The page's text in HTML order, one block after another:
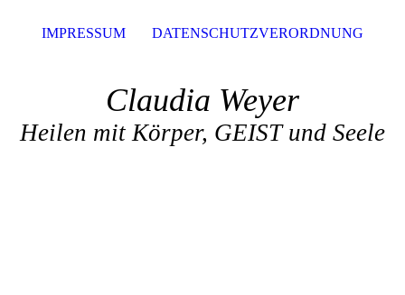
Claudia Weyer
Heilen mit Körper, GEIST und Seele
IMPRESSUM DATENSCHUTZVERORDNUNG